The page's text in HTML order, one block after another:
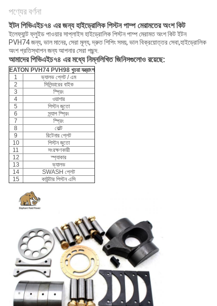
পণ্যের বর্ণনা
ইটন পিভিএইচ৭৪ এর জন্য হাইড্রোলিক পিস্টন পাম্প মেরামতের অংশ কিট
ইলেফ্যান্ট ফ্লুইড পাওয়ার সাপ্লাইস হাইড্রোলিক পিস্টন পাম্প মেরামত অংশ কিট ইটন
PVH74 জন্য, ভাল মানের, সেরা মূল্য, দ্রুত শিপিং সময়, ভাল বিক্রয়োত্তর সেবা,হাইড্রোলিক
অংশ প্রতিস্থাপন জন্য আপনার সেরা পছন্দ.
আমাদের পিভিএইচ৭৪ এর মধ্যে নিম্নলিখিত জিনিসগুলোও রয়েছে:
EATON PVH74 PVH98 খুচরা যন্ত্রাংশ
1
ভ্যালভ প্লেট / এম
2
সিলিন্ডারের বাইক
3
স্প্রিং
4
ওয়াশার
5
পিস্টন জুতো
6
স্ন্যাপ স্প্রিং
7
স্প্রিং
8
বোল্ট
9
রিটেনার প্লেট
10
পিস্টন জুতো
11
সংরক্ষণকারী
12
স্প্যাকার
13
ভ্যালভ
14
SWASH প্লেট
15
কাউন্টার পিস্টন এসি